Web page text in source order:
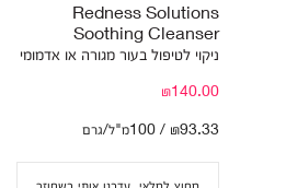
Redness Solutions
Soothing Cleanser
ניקוי לטיפול בעור מגורה או אדמומי
₪140.00
₪93.33 / 100מ"ל/גרם